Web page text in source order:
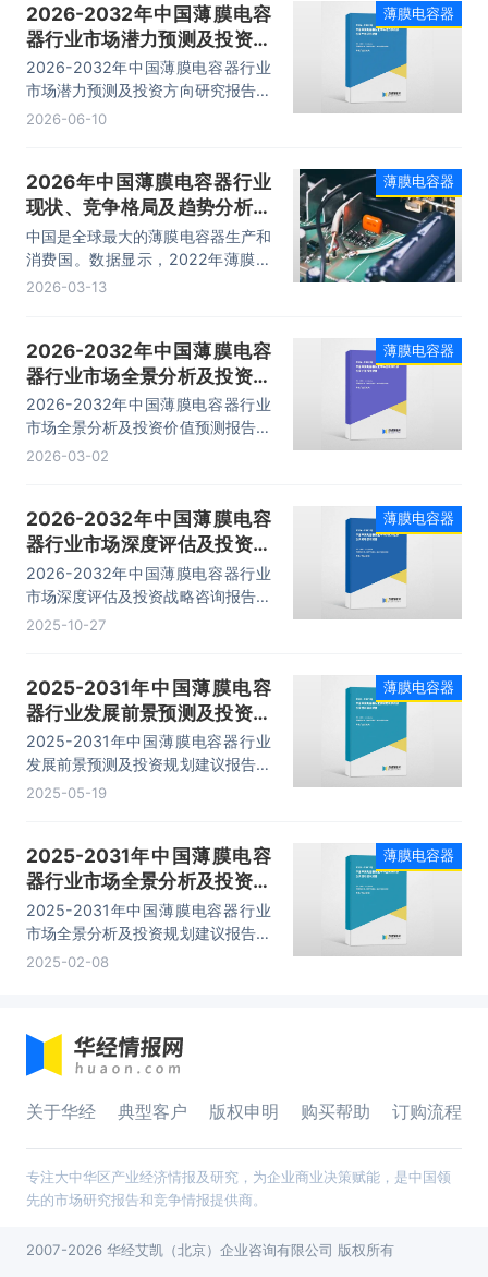
2026-2032年中国薄膜电容
器行业市场潜力预测及投资方
向研究报告
2026-2032年中国薄膜电容器行业
市场潜力预测及投资方向研究报告，
主要包括行业重点企业发展调研、风
2026-06-10
薄膜电容器
2026年中国薄膜电容器行业
现状、竞争格局及趋势分析，
向高性能、小型化、智能化等
方向发展「图」
中国是全球最大的薄膜电容器生产和
消费国。数据显示，2022年薄膜电
容器市场规模约为149亿元，未来随
等方面的加大投入，以及消费类电子
产品的升级换代，工业控制技术推
进，薄膜电容器市场将快速增长，预
计于2029年中国薄膜电容器市场规
2026-03-13
薄膜电容器
2026-2032年中国薄膜电容
器行业市场全景分析及投资价
值预测报告
2026-2032年中国薄膜电容器行业
市场全景分析及投资价值预测报告，
主要包括行业市场竞争格局分析、重
容。
2026-03-02
薄膜电容器
2026-2032年中国薄膜电容
器行业市场深度评估及投资战
略咨询报告
2026-2032年中国薄膜电容器行业
市场深度评估及投资战略咨询报告，
主要包括行业发展趋势与前景分析、
2025-10-27
薄膜电容器
2025-2031年中国薄膜电容
器行业发展前景预测及投资规
划建议报告
2025-2031年中国薄膜电容器行业
发展前景预测及投资规划建议报告，
主要包括行业重点企业发展调研、风
2025-05-19
薄膜电容器
2025-2031年中国薄膜电容
器行业市场全景分析及投资规
划建议报告
2025-2031年中国薄膜电容器行业
市场全景分析及投资规划建议报告，
主要包括行业市场竞争格局分析、重
2025-02-08
薄膜电容器
关于华经 典型客户 版权申明 购买帮助 订购流程
专注大中华区产业经济情报及研究，为企业商业决策赋能，是中国领
先的市场研究报告和竞争情报提供商。
2007-2026 华经艾凯（北京）企业咨询有限公司 版权所有